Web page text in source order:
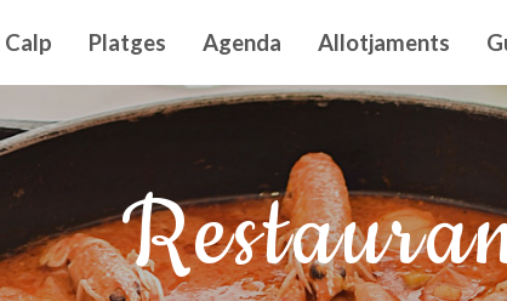
principal
Platges Agenda Allotjaments